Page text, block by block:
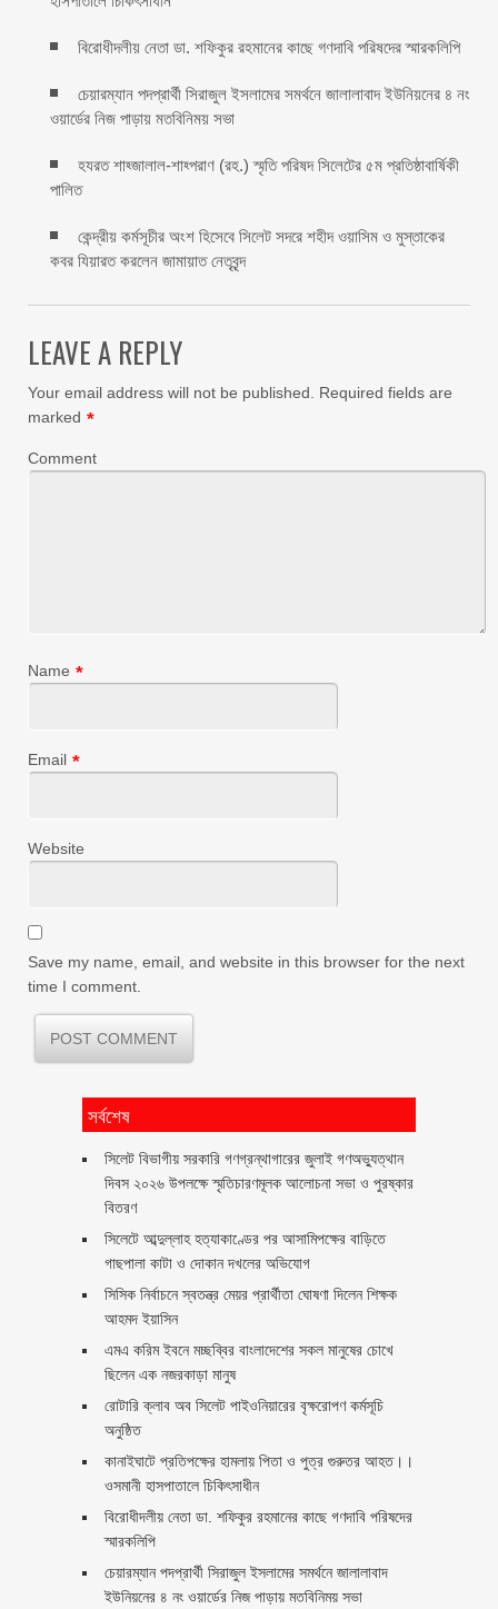
বিরোধীদলীয় নেতা ডা. শফিকুর রহমানের কাছে গণদাবি পরিষদের স্মারকলিপি ‎
চেয়ারম্যান পদপ্রার্থী সিরাজুল ইসলামের সমর্থনে জালালাবাদ ইউনিয়নের ৪ নং
ওয়ার্ডের নিজ পাড়ায় মতবিনিময় সভা
হযরত শাহ্জালাল-শাহ্পরাণ (রহ.) স্মৃতি পরিষদ সিলেটের ৫ম প্রতিষ্ঠাবার্ষিকী
পালিত ‎​
কেন্দ্রীয় কর্মসূচীর অংশ হিসেবে সিলেট সদরে শহীদ ওয়াসিম ও মুস্তাকের
কবর যিয়ারত করলেন জামায়াত নেতৃবৃন্দ ‎
LEAVE A REPLY
Your email address will not be published.
Required fields are
marked *
Comment
Name *
Email *
Website
Save my name, email, and website in this browser for the next
time I comment.
সর্বশেষ
সিলেট বিভাগীয় সরকারি গণগ্রন্থাগারের জুলাই গণঅভ্যুত্থান
দিবস ২০২৬ উপলক্ষে স্মৃতিচারণমূলক আলোচনা সভা ও পুরষ্কার
বিতরণ ‎ ‎
সিলেটে আব্দুল্লাহ হত্যাকাণ্ডের পর আসামিপক্ষের বাড়িতে
গাছপালা কাটা ও দোকান দখলের অভিযোগ
সিসিক নির্বাচনে স্বতন্ত্র মেয়র প্রার্থীতা ঘোষণা দিলেন শিক্ষক
আহমদ ইয়াসিন
এমএ করিম ইবনে মচ্ছব্বির বাংলাদেশের সকল মানুষের চোখে
ছিলেন এক নজরকাড়া মানুষ ‎
রোটারি ক্লাব অব সিলেট পাইওনিয়ারের বৃক্ষরোপণ কর্মসূচি
অনুষ্ঠিত
কানাইঘাটে প্রতিপক্ষের হামলায় পিতা ও পুত্র গুরুতর আহত।।
ওসমানী হাসপাতালে চিকিৎসাধীন
বিরোধীদলীয় নেতা ডা. শফিকুর রহমানের কাছে গণদাবি পরিষদের
স্মারকলিপি ‎
চেয়ারম্যান পদপ্রার্থী সিরাজুল ইসলামের সমর্থনে জালালাবাদ
ইউনিয়নের ৪ নং ওয়ার্ডের নিজ পাড়ায় মতবিনিময় সভা